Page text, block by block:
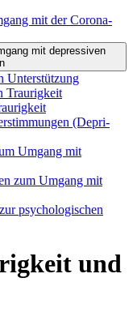
mit der Corona-
mit depressiven
Unterstützung
Traurigkeit
(Depri-
Umgang mit
zum Umgang mit
psychologischen
und